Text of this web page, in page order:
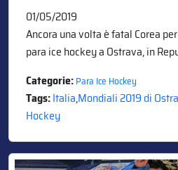
01/05/2019
Ancora una volta è fatal Corea
para ice hockey a Ostrava, in
Categorie:Para Ice Hockey
Tags:Italia,Mondiali 2019 di
Hockey